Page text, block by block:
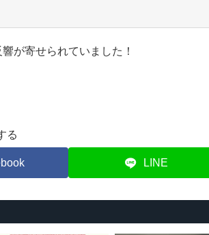
が寄せられていました！
る
LINE